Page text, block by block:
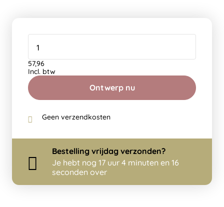
Ontwerp nu
57,96
Incl. btw
Geen verzendkosten
Bestelling vrijdag verzonden?
Je hebt nog 17 uur 4 minuten en 16
seconden over